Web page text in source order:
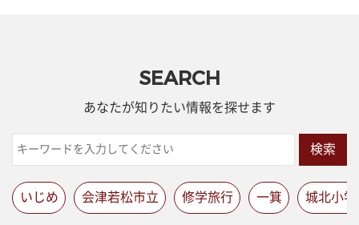
SEARCH
あなたが知りたい情報を探せます
検索
いじめ 会津若松市立 修学旅行 一箕 城北小